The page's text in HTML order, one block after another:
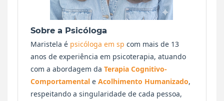
Sobre a Psicóloga
Maristela é psicóloga em sp com mais de 13
anos de experiência em psicoterapia, atuando
com a abordagem da Terapia Cognitivo-
Comportamental e Acolhimento Humanizado,
respeitando a singularidade de cada pessoa,